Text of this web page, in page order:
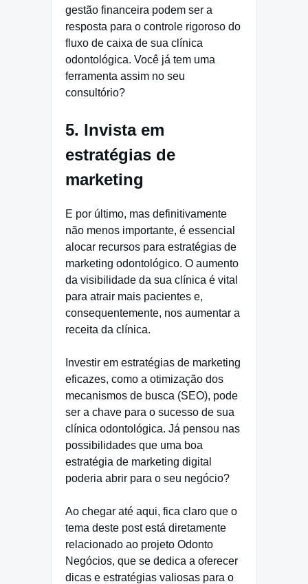
gestão financeira podem ser a
resposta para o controle rigoroso do
fluxo de caixa de sua clínica
odontológica. Você já tem uma
ferramenta assim no seu
consultório?
5. Invista em
estratégias de
marketing
E por último, mas definitivamente
não menos importante, é essencial
alocar recursos para estratégias de
marketing odontológico. O aumento
da visibilidade da sua clínica é vital
para atrair mais pacientes e,
consequentemente, nos aumentar a
receita da clínica.
Investir em estratégias de marketing
eficazes, como a otimização dos
mecanismos de busca (SEO), pode
ser a chave para o sucesso de sua
clínica odontológica. Já pensou nas
possibilidades que uma boa
estratégia de marketing digital
poderia abrir para o seu negócio?
Ao chegar até aqui, fica claro que o
tema deste post está diretamente
relacionado ao projeto Odonto
Negócios, que se dedica a oferecer
dicas e estratégias valiosas para o